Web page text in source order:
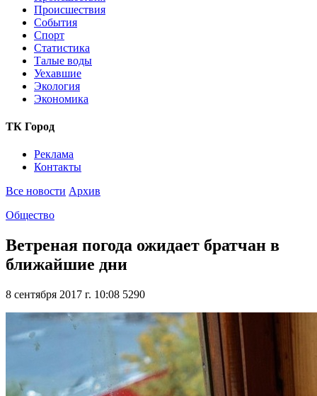
Происшествия
События
Спорт
Статистика
Талые воды
Уехавшие
Экология
Экономика
ТК Город
Реклама
Контакты
Все новости Архив
Общество
Ветреная погода ожидает братчан в
ближайшие дни
8 сентября 2017 г. 10:08 5290